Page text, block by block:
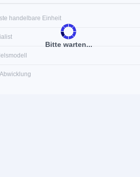
Bitte warten...
handelbare Einheit